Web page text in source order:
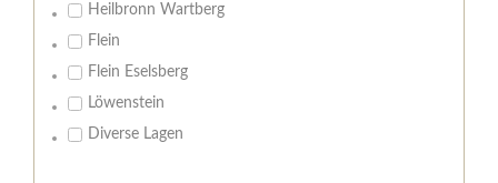
Heilbronn Wartberg
Flein
Flein Eselsberg
Löwenstein
Diverse Lagen